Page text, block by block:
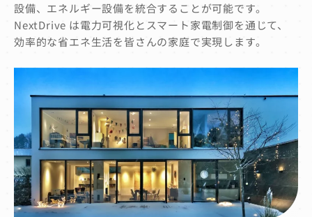
設備、エネルギー設備を統合することが可能です。
NextDrive は電力可視化とスマート家電制御を通じて、
効率的な省エネ生活を皆さんの家庭で実現します。